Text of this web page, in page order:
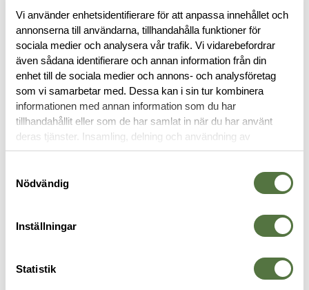
Vi använder enhetsidentifierare för att anpassa innehållet och
annonserna till användarna, tillhandahålla funktioner för
sociala medier och analysera vår trafik. Vi vidarebefordrar
även sådana identifierare och annan information från din
enhet till de sociala medier och annons- och analysföretag
som vi samarbetar med. Dessa kan i sin tur kombinera
informationen med annan information som du har
tillhandahållit eller som de har samlat in när du har använt
deras tjänster. Insamling, delning och användning av
personuppgifter kan användas för personalisering av
Nödvändig
Inställningar
Statistik
BESKRIVNING
RECENSIONER
OM VARUMÄRKET
TRÖJOR & T-SHIRTS